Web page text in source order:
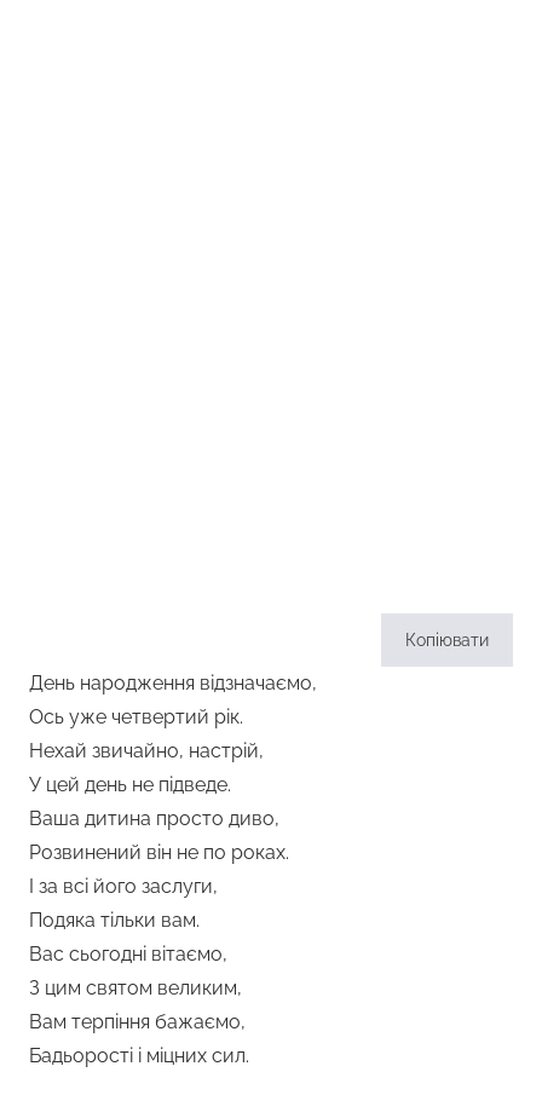
Копіювати
День народження відзначаємо,
Ось уже четвертий рік.
Нехай звичайно, настрій,
У цей день не підведе.
Ваша дитина просто диво,
Розвинений він не по роках.
І за всі його заслуги,
Подяка тільки вам.
Вас сьогодні вітаємо,
З цим святом великим,
Вам терпіння бажаємо,
Бадьорості і міцних сил.